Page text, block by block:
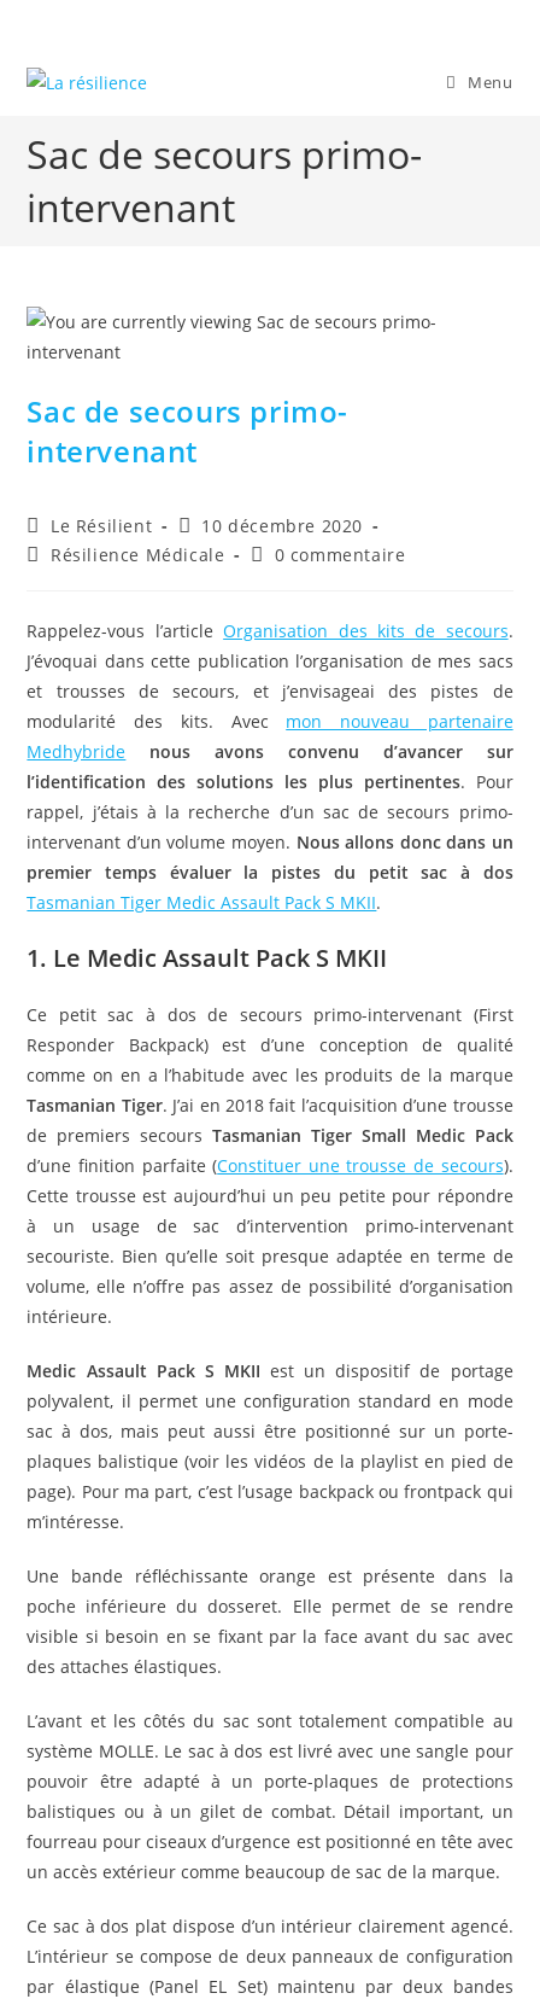
content
Menu
Sac de secours primo-
intervenant
Sac de secours primo-
intervenant
Auteur/autrice
de
Le Résilient
Publication
publiée :
10 décembre 2020
PostRésilience Médicale
Commentaires
publication :
0 commentaire
Rappelez-vous l’articleOrganisation des kits de secours.
J’évoquai dans cette publication l’organisation de mes sacs
et trousses de secours, et j’envisageai des pistes de
modularité des kits. Avec mon nouveau partenaire
Medhybride
nous avons convenu d’avancer sur
l’identification des solutions les plus pertinentes. Pour
rappel, j’étais à la recherche d’un sac de secours primo-
intervenant d’un volume moyen. Nous allons donc dans un
premier temps évaluer la pistes du petit sac à dos
Tasmanian Tiger Medic Assault Pack S MKII.
1. Le Medic Assault Pack S MKII
Ce petit sac à dos de secours primo-intervenant (First
Responder Backpack) est d’une conception de qualité
comme on en a l’habitude avec les produits de la marque
Tasmanian Tiger. J’ai en 2018 fait l’acquisition d’une trousse
de premiers secoursTasmanian Tiger Small Medic Pack
d’une finition parfaite (Constituer une trousse de secours).
Cette trousse est aujourd’hui un peu petite pour répondre
à un usage de sac d’intervention primo-intervenant
secouriste. Bien qu’elle soit presque adaptée en terme de
volume, elle n’offre pas assez de possibilité d’organisation
intérieure.
Medic Assault Pack S MKII est un dispositif de portage
polyvalent, il permet une configuration standard en mode
sac à dos, mais peut aussi être positionné sur un porte-
plaques balistique (voir les vidéos de la playlist en pied de
page). Pour ma part, c’est l’usage backpack ou frontpack qui
m’intéresse.
Une bande réfléchissante orange est présente dans la
poche inférieure du dosseret. Elle permet de se rendre
visible si besoin en se fixant par la face avant du sac avec
des attaches élastiques.
L’avant et les côtés du sac sont totalement compatible au
système MOLLE. Le sac à dos est livré avec une sangle pour
pouvoir être adapté à un porte-plaques de protections
balistiques ou à un gilet de combat. Détail important, un
fourreau pour ciseaux d’urgence est positionné en tête avec
un accès extérieur comme beaucoup de sac de la marque.
Ce sac à dos plat dispose d’un intérieur clairement agencé.
L’intérieur se compose de deux panneaux de configuration
par élastique (Panel EL Set) maintenu par deux bandes